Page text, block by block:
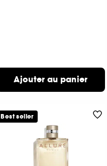
Ajouter au panier
Best seller